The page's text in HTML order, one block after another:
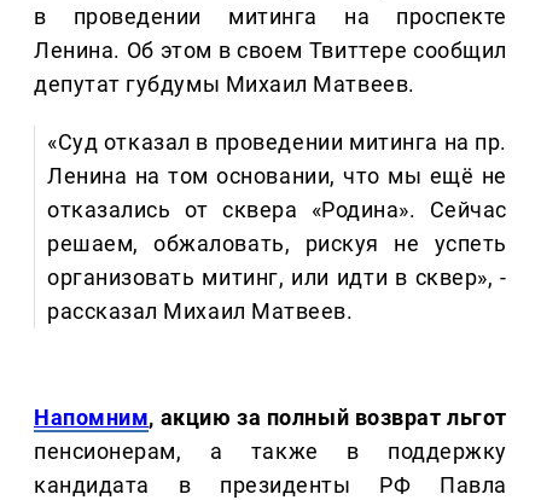
в проведении митинга на проспекте
Ленина. Об этом в своем Твиттере сообщил
депутат губдумы Михаил Матвеев.
«Суд отказал в проведении митинга на пр.
Ленина на том основании, что мы ещё не
отказались от сквера «Родина». Сейчас
решаем, обжаловать, рискуя не успеть
организовать митинг, или идти в сквер», -
рассказал Михаил Матвеев.
Напомним, акцию за полный возврат льгот
пенсионерам, а также в поддержку
кандидата в президенты РФ Павла